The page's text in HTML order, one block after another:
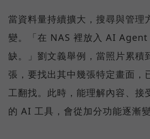
當資料量持續擴大，搜尋與管理
變。「在 NAS 裡放入 AI Agent
缺。」劉文義舉例，當照片累積
張，要找出其中幾張特定畫面，
工翻找。此時，能理解內容、接
的 AI 工具，會從加分功能逐漸